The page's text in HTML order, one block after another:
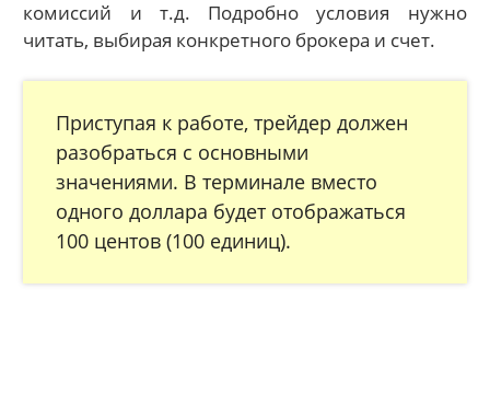
комиссий и т.д. Подробно условия нужно
читать, выбирая конкретного брокера и счет.
Приступая к работе, трейдер должен
разобраться с основными
значениями. В терминале вместо
одного доллара будет отображаться
100 центов (100 единиц).